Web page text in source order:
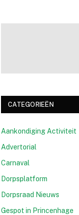
CATEGORIEËN
Aankondiging Activiteit
Advertorial
Carnaval
Dorpsplatform
Dorpsraad Nieuws
Gespot in Princenhage